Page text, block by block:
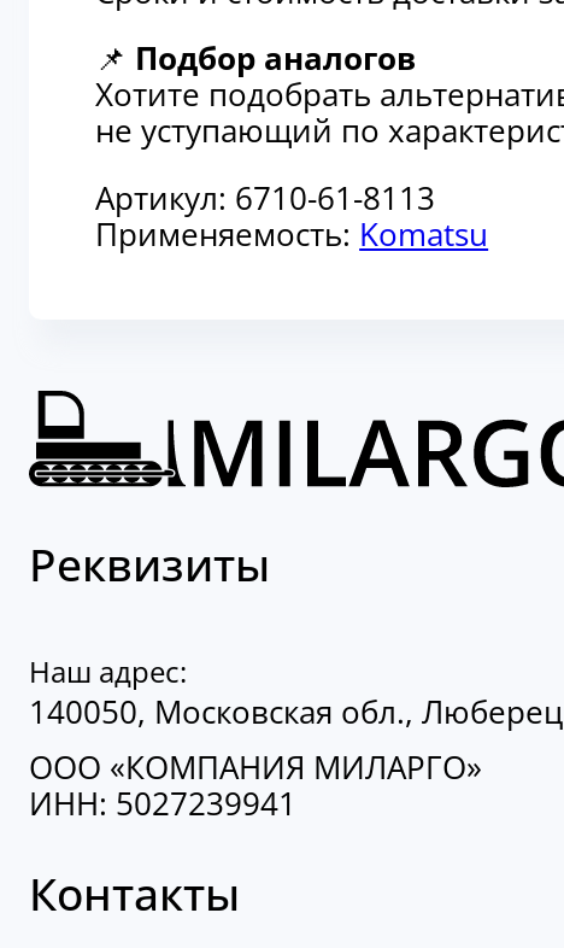
📌 Подбор аналогов
Хотите подобрать
не уступающий по
Артикул: 6710-61-8113
Применяемость: Komatsu
Реквизиты
Наш адрес:
140050, Московская обл.,
ООО «КОМПАНИЯ МИЛАРГО»
ИНН: 5027239941
Контакты